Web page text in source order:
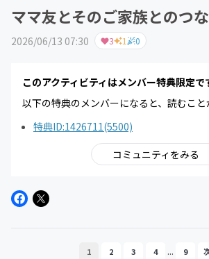
ママ友とそのご家族とのつ
2026/06/13 07:30 3 1 0
このアクティビティはメンバー特典限定で
以下の特典のメンバーになると、読むこと
特典ID:1426711(5500)
コミュニティをみる
1 2 3 4 ... 9